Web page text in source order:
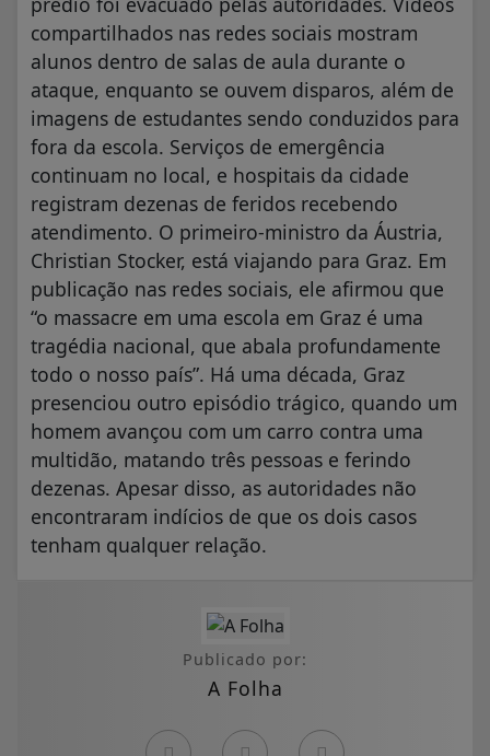
compartilhados nas redes sociais mostram
alunos dentro de salas de aula durante o
ataque, enquanto se ouvem disparos, além de
imagens de estudantes sendo conduzidos para
fora da escola. Serviços de emergência
continuam no local, e hospitais da cidade
registram dezenas de feridos recebendo
atendimento. O primeiro-ministro da Áustria,
Christian Stocker, está viajando para Graz. Em
publicação nas redes sociais, ele afirmou que
“o massacre em uma escola em Graz é uma
tragédia nacional, que abala profundamente
todo o nosso país”. Há uma década, Graz
presenciou outro episódio trágico, quando um
homem avançou com um carro contra uma
multidão, matando três pessoas e ferindo
dezenas. Apesar disso, as autoridades não
encontraram indícios de que os dois casos
tenham qualquer relação.
Publicado por:
A Folha